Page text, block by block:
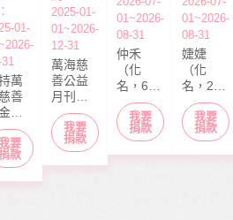
01-
萬
善
會
期性
方
要
款
2025-01-
01~2026-
12-31
萬海慈
善公益
月刊
「停泊
棧」於
每月10
我要
捐款
01~2026-
08-31
仲禾
（化
名，6
歲），
本該快
快樂樂
我要
捐款
01~2026-
08-31
婕婕
（化
名，20
歲）今
年6月底
剛從商
我要
捐款